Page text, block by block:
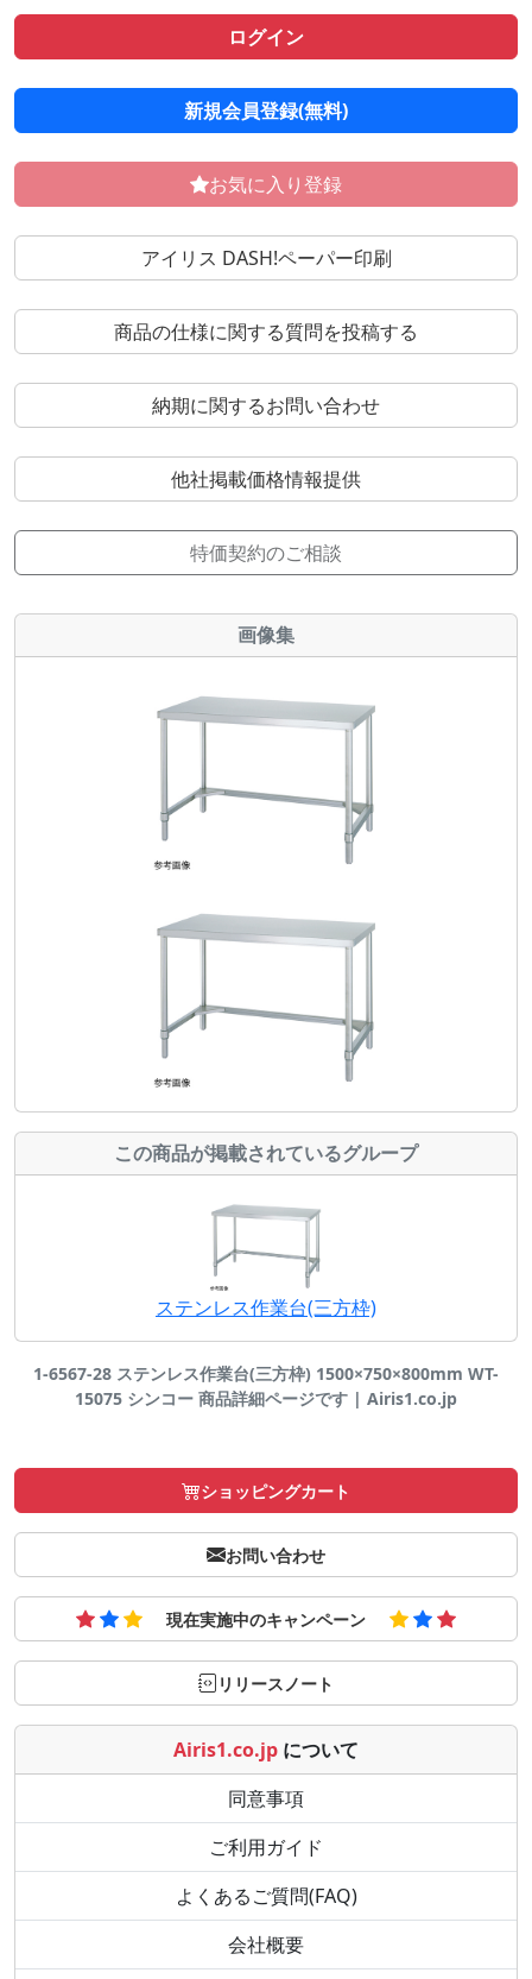
ログイン
新規会員登録(無料)
お気に入り登録
アイリス DASH!ペーパー印刷
商品の仕様に関する質問を投稿する
納期に関するお問い合わせ
他社掲載価格情報提供
特価契約のご相談
画像集
この商品が掲載されているグループ
ステンレス作業台(三方枠)
1-6567-28 ステンレス作業台(三方枠) 1500×750×800mm WT-
15075 シンコー 商品詳細ページです | Airis1.co.jp
ショッピングカート
お問い合わせ
現在実施中のキャンペーン
リリースノート
Airis1.co.jp について
同意事項
ご利用ガイド
よくあるご質問(FAQ)
会社概要